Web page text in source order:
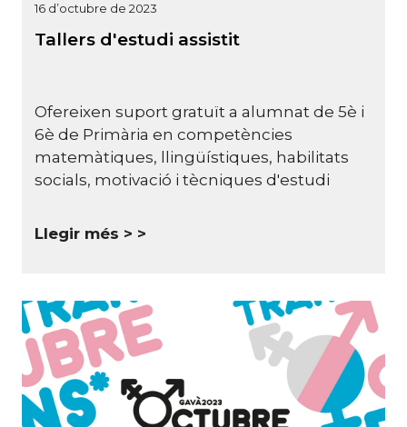
16 d’octubre de 2023
Tallers d'estudi assistit
Ofereixen suport gratuït a alumnat de 5è i
6è de Primària en competències
matemàtiques, llingüístiques, habilitats
socials, motivació i tècniques d'estudi
Llegir més >